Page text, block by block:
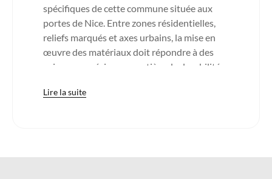
spécifiques de cette commune située aux
portes de Nice. Entre zones résidentielles,
reliefs marqués et axes urbains, la mise en
œuvre des matériaux doit répondre à des
exigences précises en matière de durabilité
Le bâti de Saint André de la Roche est
Lire la suite